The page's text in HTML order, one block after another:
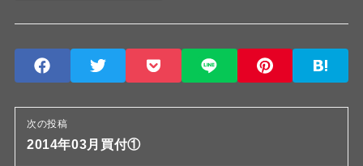
次の投稿
2014年03月買付①